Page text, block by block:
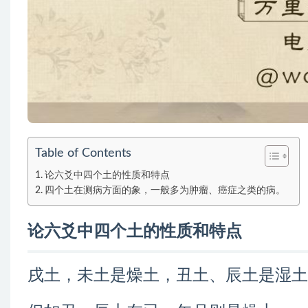
Table of Contents
论六爻中四个土的性质和特点
四个土在测病方面的象，一般多为肿瘤、癌症之类的病。
论六爻中四个土的性质和特点
戌土，未土是燥土，丑土、辰土是湿